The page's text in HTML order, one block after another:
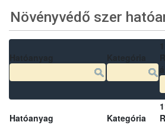
Növényvédő szer
Hatóanyag Kategória